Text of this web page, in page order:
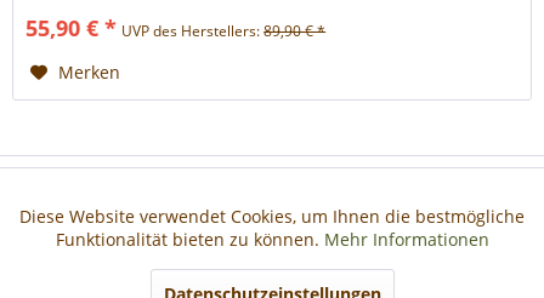
55,90 € * UVP des Herstellers:89,90 € *
Merken
Informationen
Funktionale Aktiv
Diese Website verwendet Cookies, um Ihnen die bestmögliche
Funktionalität bieten zu können. Mehr Informationen